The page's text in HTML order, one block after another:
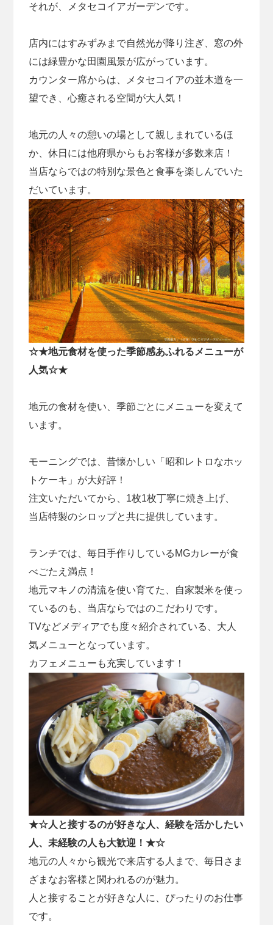
それが、メタセコイアガーデンです。
店内にはすみずみまで自然光が降り注ぎ、窓の外
には緑豊かな田園風景が広がっています。
カウンター席からは、メタセコイアの並木道を一
望でき、心癒される空間が大人気！
地元の人々の憩いの場として親しまれているほ
か、休日には他府県からもお客様が多数来店！
当店ならではの特別な景色と食事を楽しんでいた
だいています。
☆★地元食材を使った季節感あふれるメニューが
人気☆★
地元の食材を使い、季節ごとにメニューを変えて
います。
モーニングでは、昔懐かしい「昭和レトロなホッ
トケーキ」が大好評！
注文いただいてから、1枚1枚丁寧に焼き上げ、
当店特製のシロップと共に提供しています。
ランチでは、毎日手作りしているMGカレーが食
べごたえ満点！
地元マキノの清流を使い育てた、自家製米を使っ
ているのも、当店ならではのこだわりです。
TVなどメディアでも度々紹介されている、大人
気メニューとなっています。
カフェメニューも充実しています！
★☆人と接するのが好きな人、経験を活かしたい
人、未経験の人も大歓迎！★☆
地元の人々から観光で来店する人まで、毎日さま
ざまなお客様と関われるのが魅力。
人と接することが好きな人に、ぴったりのお仕事
です。